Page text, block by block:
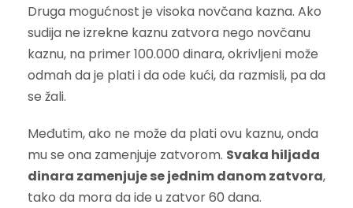
Druga mogućnost je visoka novčana kazna. Ako
sudija ne izrekne kaznu zatvora nego novčanu
kaznu, na primer 100.000 dinara, okrivljeni može
odmah da je plati i da ode kući, da razmisli, pa da
se žali.
Međutim, ako ne može da plati ovu kaznu, onda
mu se ona zamenjuje zatvorom. Svaka hiljada
dinara zamenjuje se jednim danom zatvora,
tako da mora da ide u zatvor 60 dana.